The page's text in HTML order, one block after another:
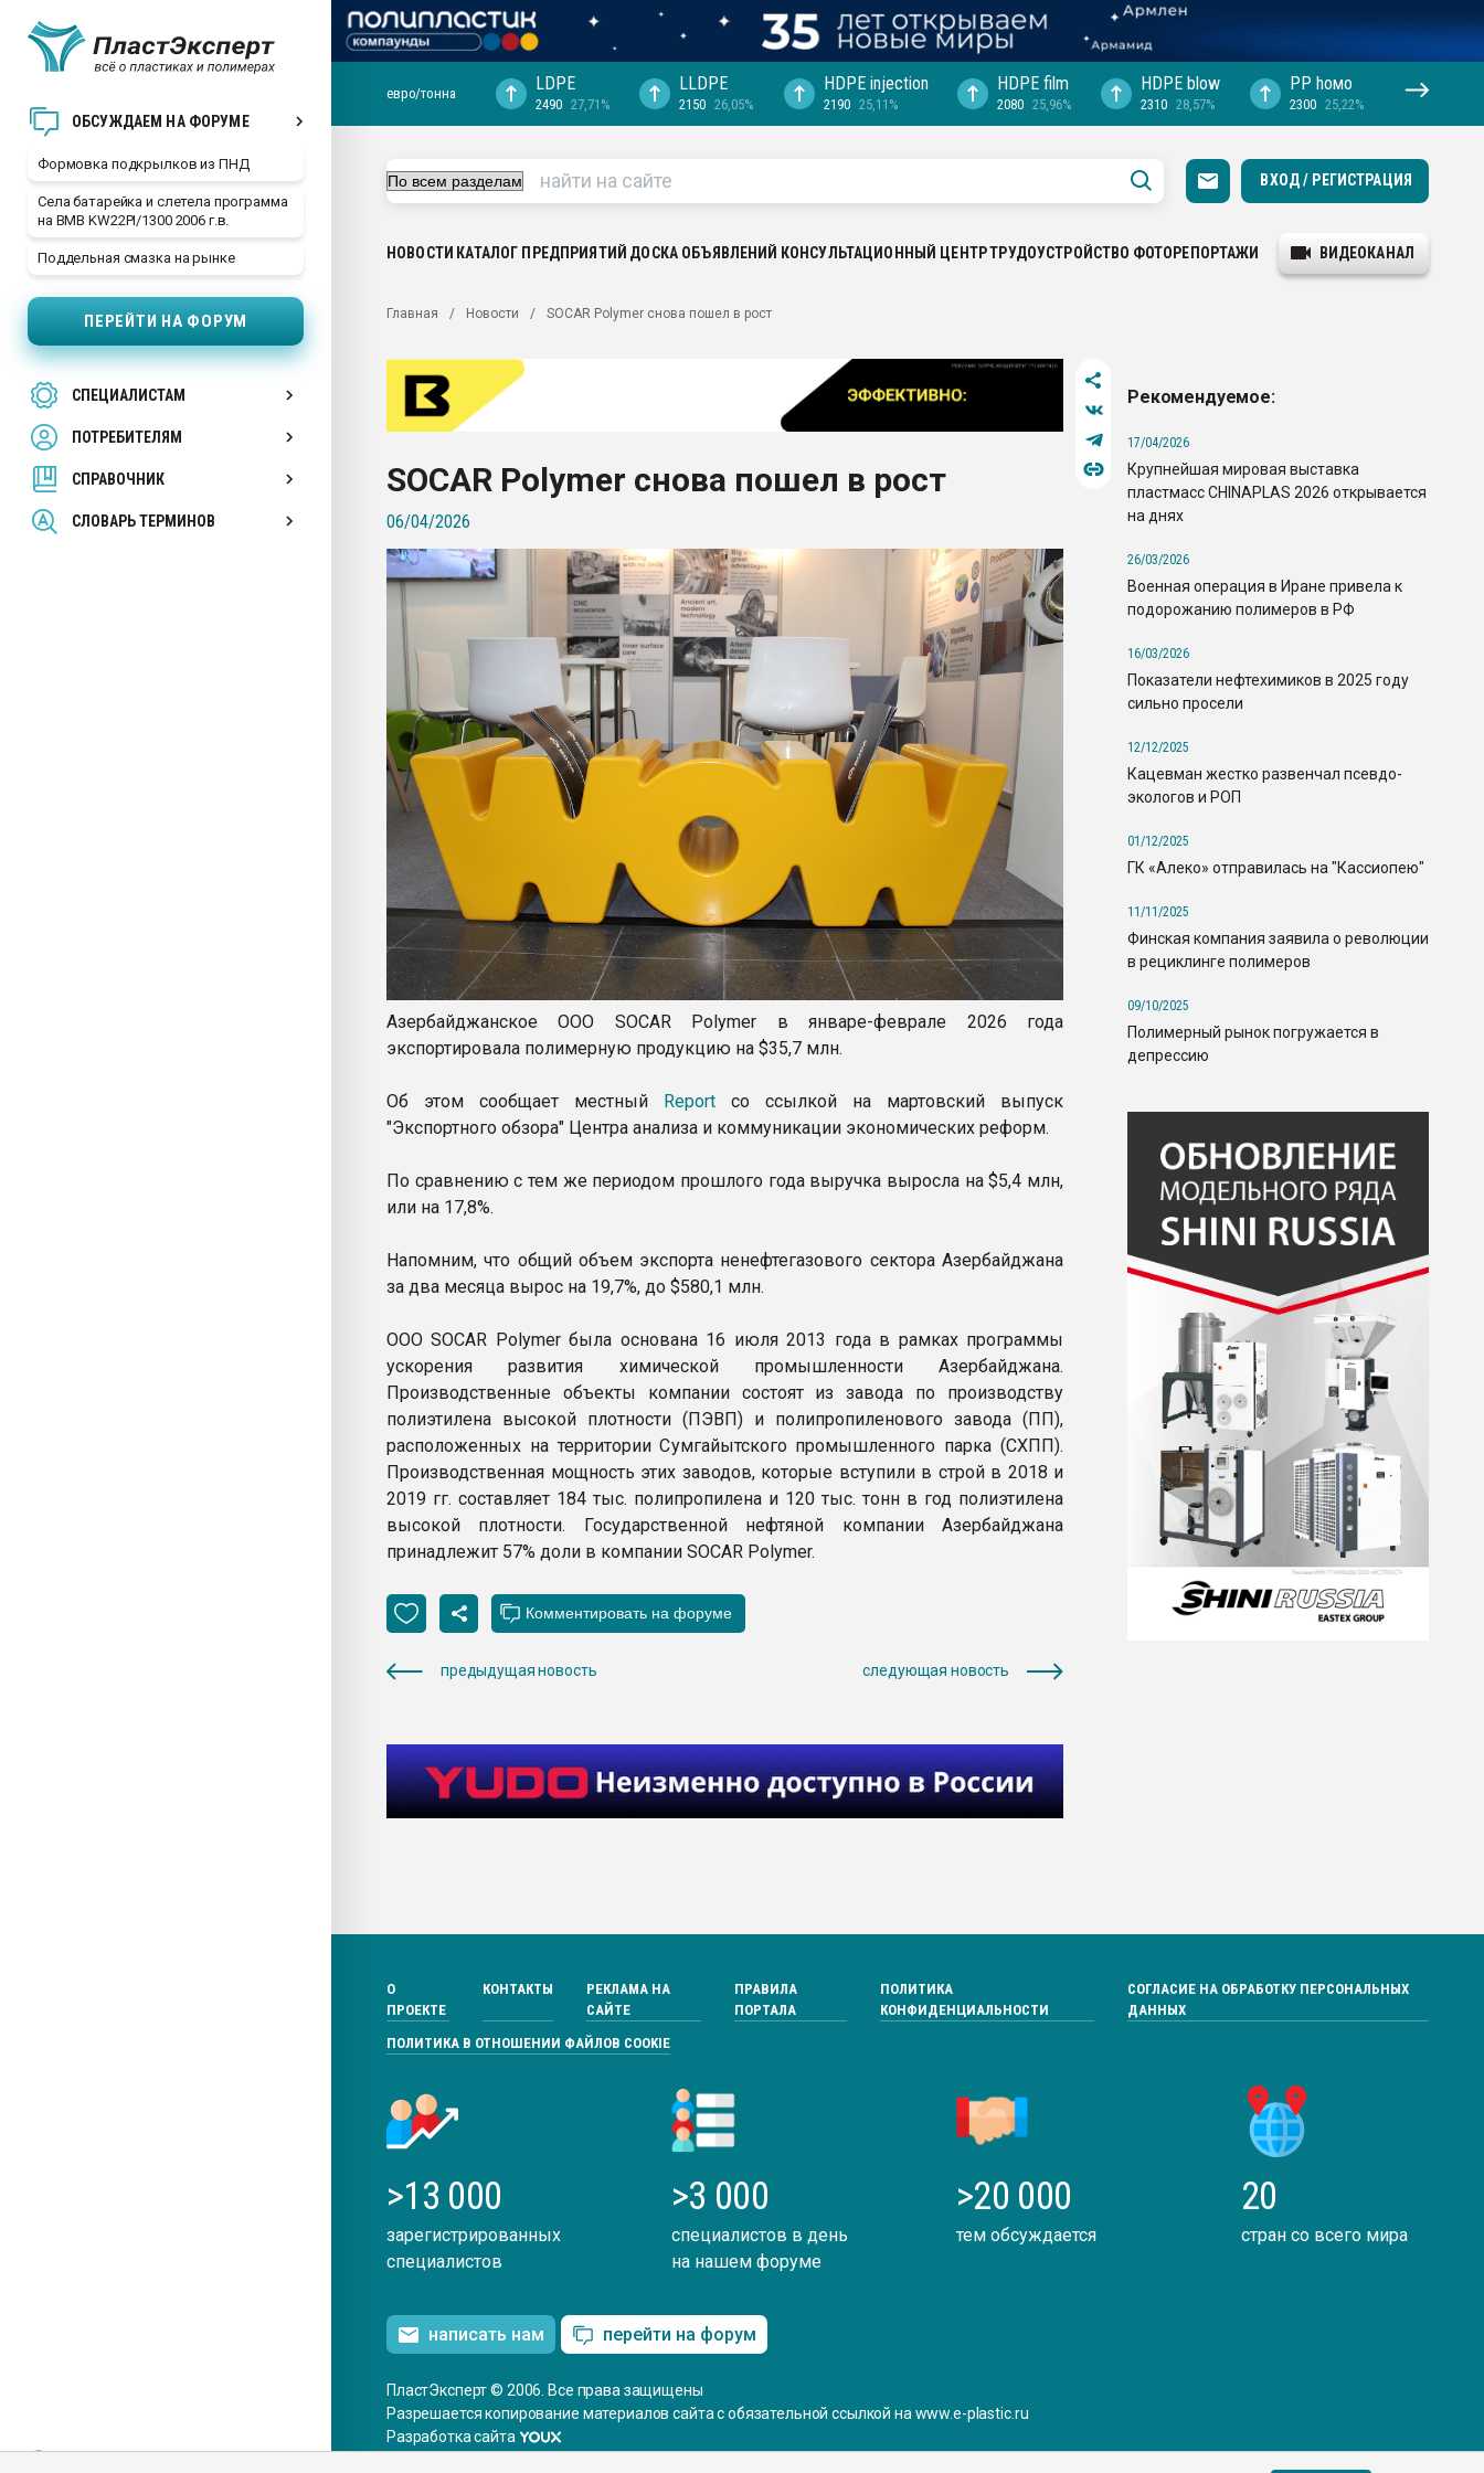
ОБСУЖДАЕМ НА ФОРУМЕ
Формовка подкрылков из ПНД
Села батарейка и слетела программа
на BMB KW22PI/1300 2006 г.в.
Поддельная смазка на рынке
ПЕРЕЙТИ НА ФОРУМ
СПЕЦИАЛИСТАМ
ПОТРЕБИТЕЛЯМ
СПРАВОЧНИК
СЛОВАРЬ ТЕРМИНОВ
29.07.2026 ФРП помог "Ижевскому
Вакуум-формовочные машины:
28.07.2026 Автоматизация выходит на
первый план в переработке
пластмасс
ситуацией на строительном рынке
Всё, что касается выдува ПЭТ
бутылок
ПЕРЕЙТИ НА ФОРУМ
евро/тонна LDPE
2490 27,71%
LLDPE
2150 26,05%
HDPE injection
2190 25,11%
HDPE film
2080 25,96%
HDPE blow
2310 28,57%
PP hомо
2300 25,22%
ВХОД / РЕГИСТРАЦИЯ
НОВОСТИ КАТАЛОГ ПРЕДПРИЯТИЙ ДОСКА ОБЪЯВЛЕНИЙ КОНСУЛЬТАЦИОННЫЙ ЦЕНТРТРУДОУСТРОЙСТВО ФОТОРЕПОРТАЖИ ВИДЕОКАНАЛ
Главная Новости SOCAR Polymer снова пошел в рост
SOCAR Polymer снова пошел в рост
06/04/2026
Азербайджанское ООО SOCAR Polymer в январе-феврале 2026 года
экспортировала полимерную продукцию на $35,7 млн.
Об этом сообщает местный Report со ссылкой на мартовский выпуск
"Экспортного обзора" Центра анализа и коммуникации экономических реформ.
По сравнению с тем же периодом прошлого года выручка выросла на $5,4 млн,
или на 17,8%.
Напомним, что общий объем экспорта ненефтегазового сектора Азербайджана
за два месяца вырос на 19,7%, до $580,1 млн.
ООО SOCAR Polymer была основана 16 июля 2013 года в рамках программы
ускорения развития химической промышленности Азербайджана.
Производственные объекты компании состоят из завода по производству
полиэтилена высокой плотности (ПЭВП) и полипропиленового завода (ПП),
расположенных на территории Сумгайытского промышленного парка (СХПП).
Производственная мощность этих заводов, которые вступили в строй в 2018 и
2019 гг. составляет 184 тыс. полипропилена и 120 тыс. тонн в год полиэтилена
высокой плотности. Государственной нефтяной компании Азербайджана
принадлежит 57% доли в компании SOCAR Polymer.
предыдущая новость следующая новость
Рекомендуемое:
17/04/2026
Крупнейшая мировая выставка
пластмасс CHINAPLAS 2026 открывается
на днях
26/03/2026
Военная операция в Иране привела к
подорожанию полимеров в РФ
16/03/2026
Показатели нефтехимиков в 2025 году
сильно просели
12/12/2025
Кацевман жестко развенчал псевдо-
экологов и РОП
01/12/2025
ГК «Алеко» отправилась на "Кассиопею"
11/11/2025
Финская компания заявила о революции
в рециклинге полимеров
09/10/2025
Полимерный рынок погружается в
депрессию
О
ПРОЕКТЕ
КОНТАКТЫ
РЕКЛАМА НА
САЙТЕ
ПРАВИЛА
ПОРТАЛА
ПОЛИТИКА
КОНФИДЕНЦИАЛЬНОСТИ
СОГЛАСИЕ НА ОБРАБОТКУ ПЕРСОНАЛЬНЫХ
ДАННЫХ
ПОЛИТИКА В ОТНОШЕНИИ ФАЙЛОВ COOKIE
>13 000
зарегистрированных
специалистов
>3 000
специалистов в день
на нашем форуме
>20 000
тем обсуждается
20
стран со всего мира
написать нам перейти на форум
ПластЭксперт © 2006. Все права защищены
Разрешается копирование материалов сайта с обязательной ссылкой на www.e-plastic.ru
Разработка сайта